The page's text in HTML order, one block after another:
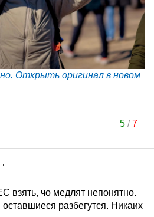
Открыть оригинал в новом
5/7
взять, чо медлят непонятно.
разбегутся. Никаих